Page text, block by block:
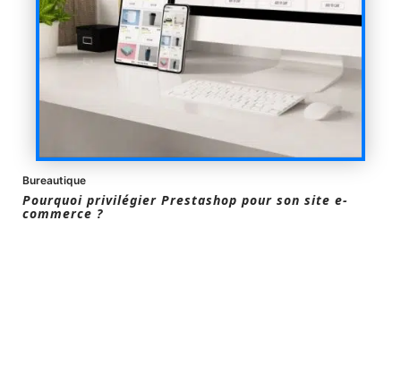
Bureautique
Pourquoi privilégier Prestashop pour son site e-
commerce ?